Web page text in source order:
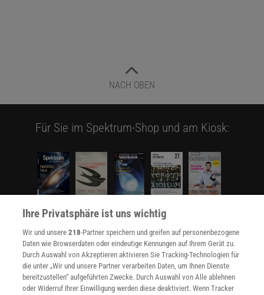
NACH OBEN
Für Sie im Spektrum-Shop und am Kiosk:
Spektrum.de-Newsletter abonnieren
Ihre Privatsphäre ist uns wichtig
Wir und unsere218-Partner speichern und greifen auf personenbezogene
Daten wie Browserdaten oder eindeutige Kennungen auf Ihrem Gerät zu.
Durch Auswahl von Akzeptieren aktivieren Sie Tracking-Technologien für
die unter „Wir und unsere Partner verarbeiten Daten, um Ihnen Dienste
bereitzustellen“ aufgeführten Zwecke. Durch Auswahl von Alle ablehnen
oder Widerruf Ihrer Einwilligung werden diese deaktiviert. Wenn Tracker